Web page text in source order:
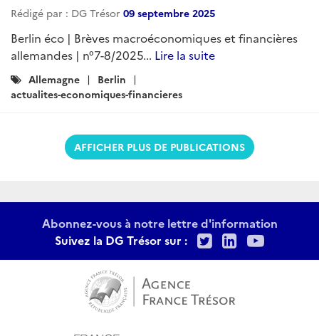
Rédigé par : DG Trésor 09 septembre 2025
Berlin éco | Brèves macroéconomiques et financières
allemandes | n°7-8/2025... Lire la suite
Catégories
:
Allemagne
Berlin
actualites-economiques-financieres
AFFICHER PLUS DE PUBLICATIONS
Abonnez-vous à notre lettre d'information
Suivez la DG Trésor sur :
TwitterLinkedIn